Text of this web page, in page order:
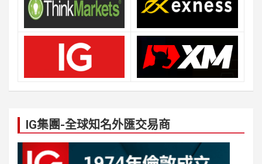
IG集團-全球知名外匯交易商